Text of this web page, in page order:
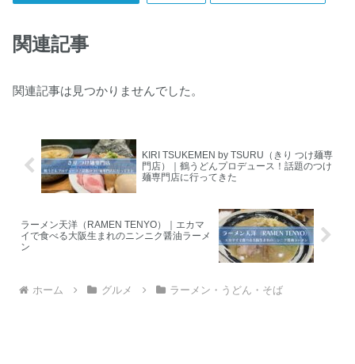
関連記事
関連記事は見つかりませんでした。
KIRI TSUKEMEN by TSURU（きり つけ麺専
門店）｜鶴うどんプロデュース！話題のつけ
麺専門店に行ってきた
ラーメン天洋（RAMEN TENYO）｜エカマ
イで食べる大阪生まれのニンニク醤油ラーメ
ン
ホーム グルメ ラーメン・うどん・そば